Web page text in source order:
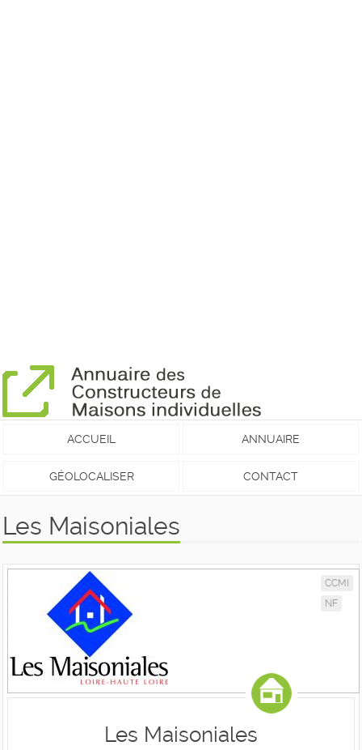
ACCUEIL ANNUAIRE
GÉOLOCALISER CONTACT
Les Maisoniales
CCMI
NF
Les Maisoniales